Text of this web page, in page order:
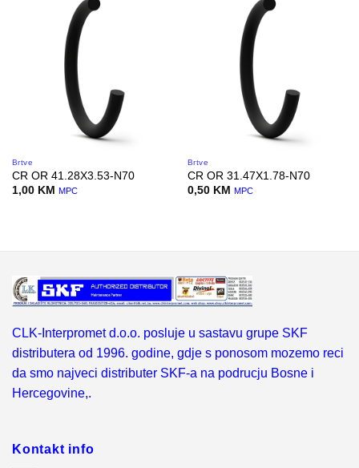
Brtve
CR OR 41.28X3.53-N70
1,00 KM MPC
Brtve
CR OR 31.47X1.78-N70
0,50 KM MPC
CLK-Interpromet d.o.o. posluje u sastavu grupe SKF
distributera od 1996. godine, gdje s ponosom mozemo reci
da smo najveci distributer SKF-a na podrucju Bosne i
Hercegovine,.
Kontakt info